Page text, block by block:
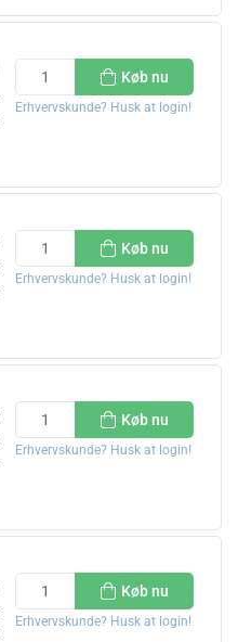
Køb nu
Erhvervskunde? Husk at login!
Køb nu
Erhvervskunde? Husk at login!
Køb nu
Erhvervskunde? Husk at login!
Køb nu
Erhvervskunde? Husk at login!